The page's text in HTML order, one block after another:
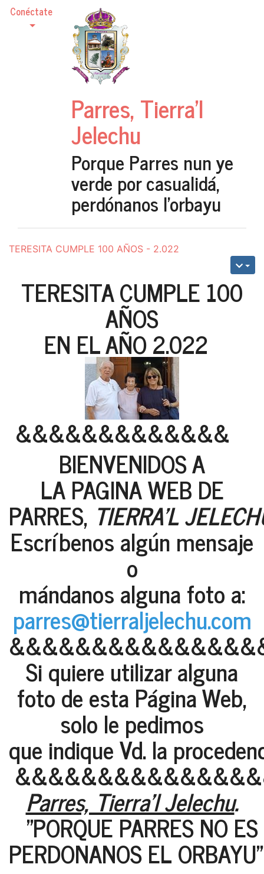
Conéctate
Parres, Tierra'l
Jelechu
Porque Parres nun ye
verde por casualidá,
perdónanos l'orbayu
TERESITA CUMPLE 100 AÑOS - 2.022
TERESITA CUMPLE 100
AÑOS
EN EL AÑO 2.022
&&&&&&&&&&&&&
BIENVENIDOS A
LA PAGINA WEB DE
PARRES, TIERRA'L
Escríbenos algún mensaje
o
mándanos alguna foto a:
parres@tierraljelechu.com
Si quiere utilizar alguna
foto de esta Página Web,
solo le pedimos
que indique Vd. la
Parres, Tierra'l Jelechu.
"PORQUE PARRES NO
PERDONANOS EL ORBAYU"